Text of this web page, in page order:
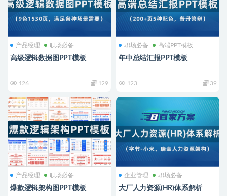
产品经理 职场必备
高级逻辑数据图PPT模板
126 129
职场必备 高端PPT模板
年中总结汇报PPT模板
123 39
产品经理 职场必备
爆款逻辑架构图PPT模板
企业管理 职场必备
大厂人力资源(HR)体系解析